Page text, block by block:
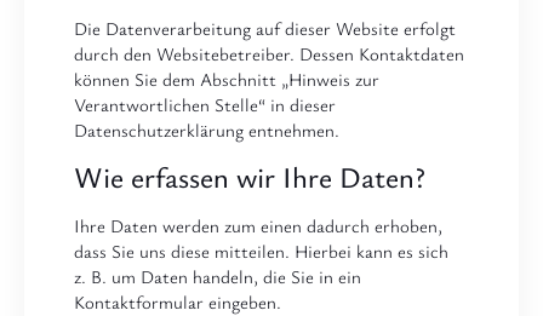
Die Datenverarbeitung auf dieser Website erfolgt
durch den Websitebetreiber. Dessen Kontaktdaten
können Sie dem Abschnitt „Hinweis zur
Verantwortlichen Stelle“ in dieser
Datenschutzerklärung entnehmen.
Wie erfassen wir Ihre Daten?
Ihre Daten werden zum einen dadurch erhoben,
dass Sie uns diese mitteilen. Hierbei kann es sich
z. B. um Daten handeln, die Sie in ein
Kontaktformular eingeben.